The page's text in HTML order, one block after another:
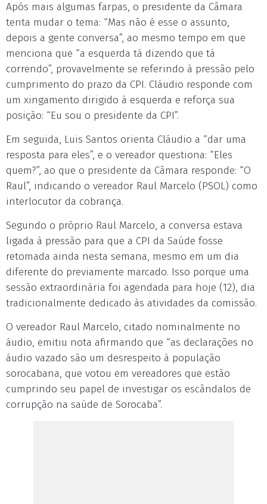
Após mais algumas farpas, o presidente da Câmara
tenta mudar o tema: “Mas não é esse o assunto,
depois a gente conversa”, ao mesmo tempo em que
menciona que “a esquerda tá dizendo que tá
correndo”, provavelmente se referindo à pressão pelo
cumprimento do prazo da CPI. Cláudio responde com
um xingamento dirigido à esquerda e reforça sua
posição: “Eu sou o presidente da CPI”.
Em seguida, Luis Santos orienta Cláudio a “dar uma
resposta para eles”, e o vereador questiona: “Eles
quem?”, ao que o presidente da Câmara responde: “O
Raul”, indicando o vereador Raul Marcelo (PSOL) como
interlocutor da cobrança.
Segundo o próprio Raul Marcelo, a conversa estava
ligada à pressão para que a CPI da Saúde fosse
retomada ainda nesta semana, mesmo em um dia
diferente do previamente marcado. Isso porque uma
sessão extraordinária foi agendada para hoje (12), dia
tradicionalmente dedicado às atividades da comissão.
O vereador Raul Marcelo, citado nominalmente no
áudio, emitiu nota afirmando que “as declarações no
áudio vazado são um desrespeito à população
sorocabana, que votou em vereadores que estão
cumprindo seu papel de investigar os escândalos de
corrupção na saúde de Sorocaba”.